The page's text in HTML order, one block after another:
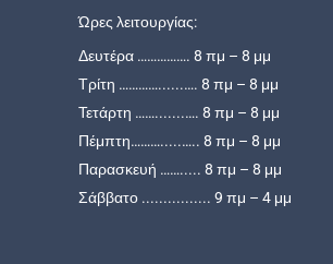
Ώρες λειτουργίας:
Δευτέρα ……………. 8 πμ – 8 μμ
Τρίτη …………......…. 8 πμ – 8 μμ
Τετάρτη …….......…. 8 πμ – 8 μμ
Πέμπτη……….....….. 8 πμ – 8 μμ
Παρασκευή ……..... 8 πμ – 8 μμ
Σάββατο ................ 9 πμ – 4 μμ